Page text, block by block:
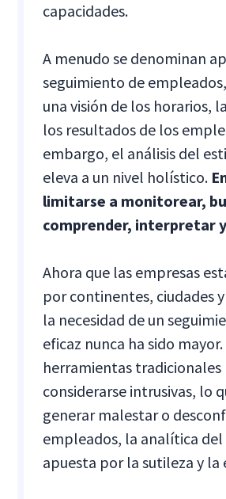
capacidades.
A menudo se denominan
seguimiento de
una visión de los horarios,
los resultados de los
embargo, el análisis del
eleva a un nivel holístico.
limitarse a monitorear,
comprender, interpretar
Ahora que las empresas
por continentes, ciudades
la necesidad de un
eficaz nunca ha sido
herramientas tradicionales
considerarse intrusivas, lo
generar malestar o
empleados, la analítica
apuesta por la sutileza y la